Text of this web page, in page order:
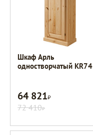
Шкаф Арль
одностворчатый KR74
64 821Р
72 410Р